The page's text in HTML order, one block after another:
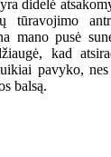
didelė
tūravojimo
mano pusė
kad
pavyko,
balsą.